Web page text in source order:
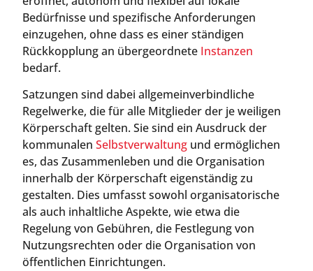
Bedürfnisse und spezifische Anforderungen
einzugehen, ohne dass es einer ständigen
Rückkopplung an übergeordnete Instanzen
bedarf.
Satzungen sind dabei allgemeinverbindliche
Regelwerke, die für alle Mitglieder der je weiligen
Körperschaft gelten. Sie sind ein Ausdruck der
kommunalen Selbstverwaltung und ermöglichen
es, das Zusammenleben und die Organisation
innerhalb der Körperschaft eigenständig zu
gestalten. Dies umfasst sowohl organisatorische
als auch inhaltliche Aspekte, wie etwa die
Regelung von Gebühren, die Festlegung von
Nutzungsrechten oder die Organisation von
öffentlichen Einrichtungen.